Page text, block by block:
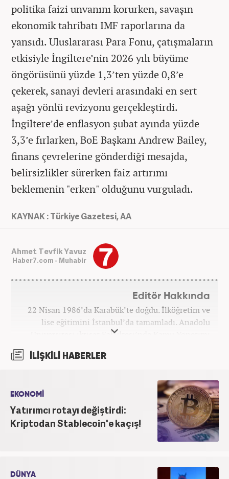
politika faizi unvanını korurken, savaşın
ekonomik tahribatı IMF raporlarına da
yansıdı. Uluslararası Para Fonu, çatışmaların
etkisiyle İngiltere’nin 2026 yılı büyüme
öngörüsünü yüzde 1,3’ten yüzde 0,8’e
çekerek, sanayi devleri arasındaki en sert
aşağı yönlü revizyonu gerçekleştirdi.
İngiltere’de enflasyon şubat ayında yüzde
3,3’e fırlarken, BoE Başkanı Andrew Bailey,
finans çevrelerine gönderdiği mesajda,
belirsizlikler sürerken faiz artırımı
beklemenin "erken" olduğunu vurguladı.
KAYNAK : Türkiye Gazetesi, AA
Ahmet Tevfik Yavuz
Haber7.com - Muhabir
Editör Hakkında
22 Nisan 1986’da Karabük’te doğdu. İlköğretim ve
lise eğitimini İstanbul’da tamamladı. Anadolu
Üniversitesi iktisat Fakültesi’nde Kamu Yönetimi
Çalışma hayatına Haber7.com bünyesindeki
İLİŞKİLİ HABERLER
EKONOMİ
Yatırımcı rotayı değiştirdi:
Kriptodan Stablecoin'e kaçış!
DÜNYA